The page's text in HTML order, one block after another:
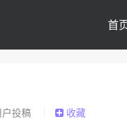
首
投稿 收藏